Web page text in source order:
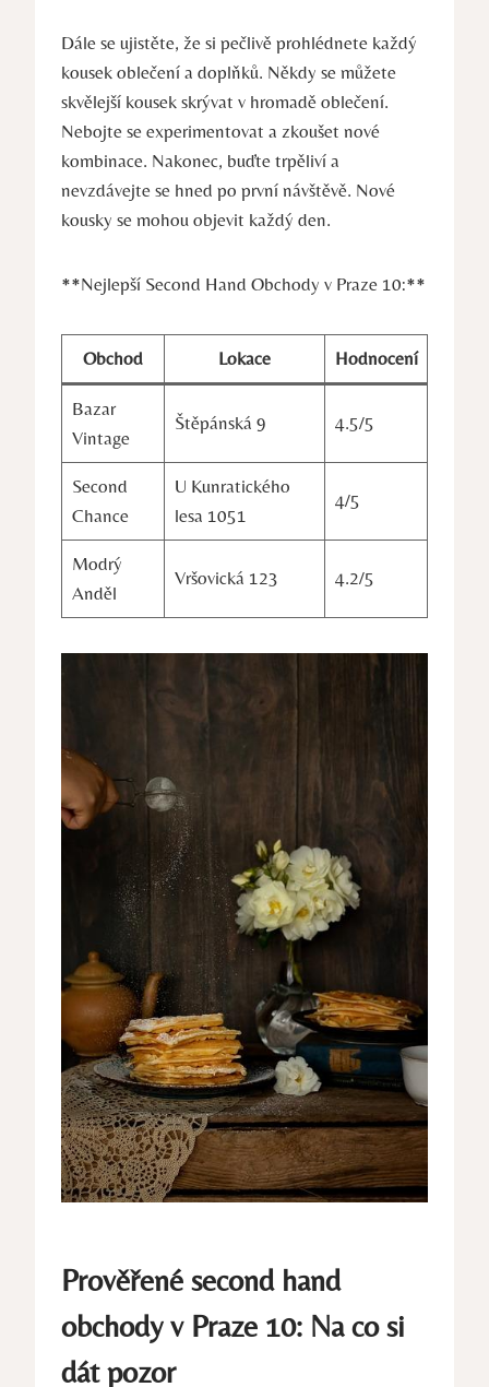
Dále se ujistěte, že si pečlivě prohlédnete každý
kousek oblečení a doplňků. Někdy se můžete
skvělejší kousek skrývat v hromadě oblečení.
Nebojte se experimentovat a zkoušet nové
kombinace. Nakonec, buďte trpěliví a
nevzdávejte se hned po první návštěvě. Nové
kousky se mohou objevit každý den.
**Nejlepší Second Hand Obchody v Praze 10:**
Obchod Lokace Hodnocení
Bazar
Vintage
Štěpánská 9 4.5/5
Second
Chance
U Kunratického
lesa 1051
4/5
Modrý
Anděl
Vršovická 123 4.2/5
Prověřené second hand
obchody v Praze 10: Na co si
dát pozor